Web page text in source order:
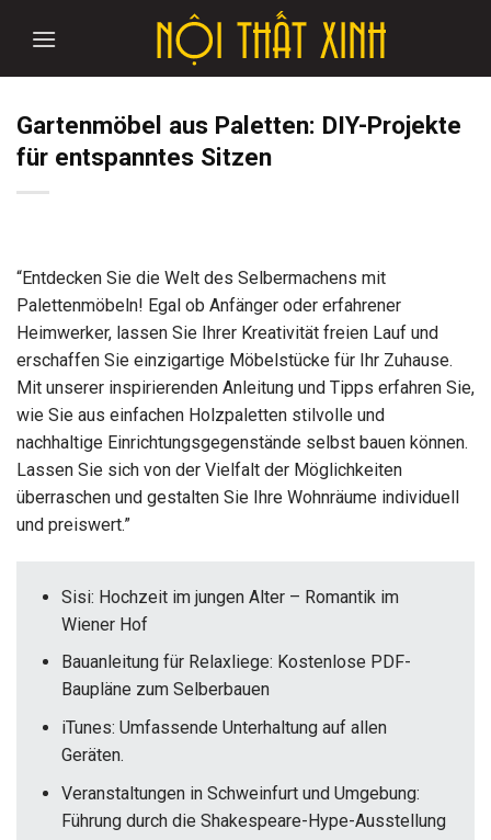
Gartenmöbel aus Paletten: DIY-Projekte
für entspanntes Sitzen
“Entdecken Sie die Welt des Selbermachens mit
Palettenmöbeln! Egal ob Anfänger oder erfahrener
Heimwerker, lassen Sie Ihrer Kreativität freien Lauf und
erschaffen Sie einzigartige Möbelstücke für Ihr Zuhause.
Mit unserer inspirierenden Anleitung und Tipps erfahren Sie,
wie Sie aus einfachen Holzpaletten stilvolle und
nachhaltige Einrichtungsgegenstände selbst bauen können.
Lassen Sie sich von der Vielfalt der Möglichkeiten
überraschen und gestalten Sie Ihre Wohnräume individuell
und preiswert.”
Sisi: Hochzeit im jungen Alter – Romantik im
Wiener Hof
Bauanleitung für Relaxliege: Kostenlose PDF-
Baupläne zum Selberbauen
iTunes: Umfassende Unterhaltung auf allen
Geräten.
Veranstaltungen in Schweinfurt und Umgebung:
Führung durch die Shakespeare-Hype-Ausstellung